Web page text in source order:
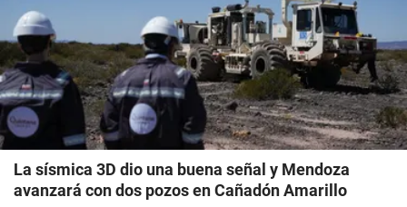
La sísmica 3D dio una buena señal y Mendoza
avanzará con dos pozos en Cañadón Amarillo